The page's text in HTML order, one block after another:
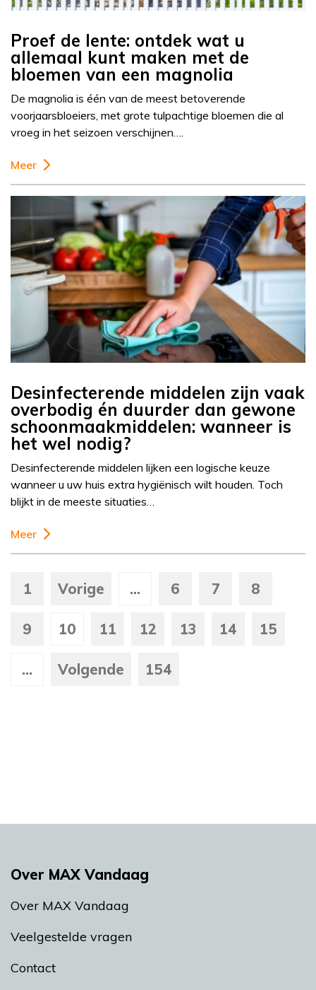
Proef de lente: ontdek wat u
allemaal kunt maken met de
bloemen van een magnolia
De magnolia is één van de meest betoverende
voorjaarsbloeiers, met grote tulpachtige bloemen die al
vroeg in het seizoen verschijnen….
Meer
Desinfecterende middelen zijn vaak
overbodig én duurder dan gewone
schoonmaakmiddelen: wanneer is
het wel nodig?
Desinfecterende middelen lijken een logische keuze
wanneer u uw huis extra hygiënisch wilt houden. Toch
blijkt in de meeste situaties…
Meer
1 Vorige ... 6 7 8
9 10 11 12 13 14 15
... Volgende 154
Over MAX Vandaag
Over MAX Vandaag
Veelgestelde vragen
Contact